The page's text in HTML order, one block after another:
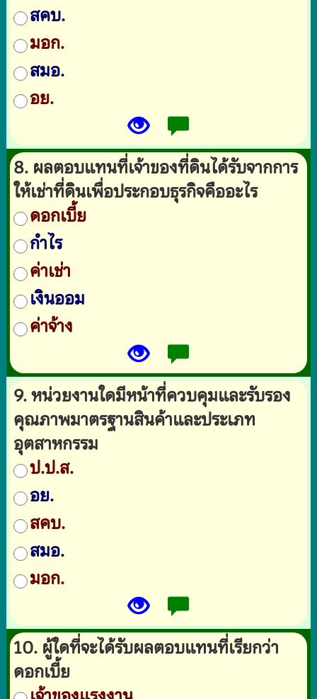
สคบ.
มอก.
สมอ.
อย.
8. ผลตอบแทนที่เจ้าของที่ดินได้รับจากการ
ให้เช่าที่ดินเพื่อประกอบธุรกิจคืออะไร
ดอกเบี้ย
กำไร
ค่าเช่า
เงินออม
ค่าจ้าง
9. หน่วยงานใดมีหน้าที่ควบคุมและรับรอง
คุณภาพมาตรฐานสินค้าและประเภท
อุตสาหกรรม
ป.ป.ส.
อย.
สคบ.
สมอ.
มอก.
10. ผู้ใดที่จะได้รับผลตอบแทนที่เรียกว่า
ดอกเบี้ย